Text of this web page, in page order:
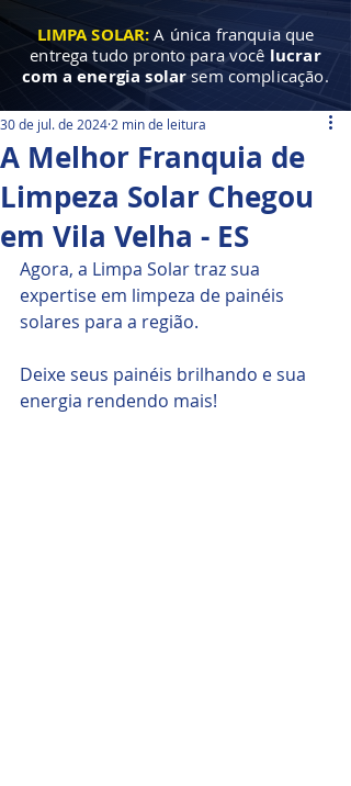
LIMPA SOLAR:A única franquia que
entrega tudo pronto para você lucrar
com a energia solar sem complicação.
A Melhor Franquia de
Limpeza Solar Chegou
em Vila Velha - ES
30 de jul. de 2024 2 min de leitura
Agora, a Limpa Solar traz sua
expertise em limpeza de painéis
solares para a região.
Deixe seus painéis brilhando e sua
energia rendendo mais!